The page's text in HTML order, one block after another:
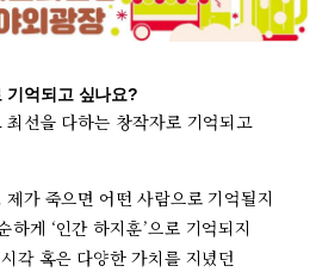
기억되고 싶나요?
선을 다하는 창작자로 기억되고
가 죽으면 어떤 사람으로 기억될지
게 ‘인간 하지훈’으로 기억되지
각 혹은 다양한 가치를 지녔던